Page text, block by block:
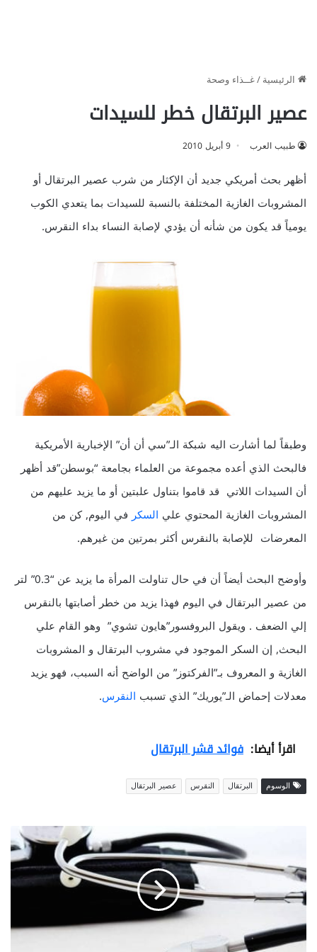
الرئيسية/غــذاء وصحة
عصير البرتقال خطر للسيدات
طبيب العرب 9 أبريل 2010
أظهر بحث أمريكي جديد أن الإكثار من شرب عصير البرتقال أو
المشروبات الغازية المختلفة بالنسبة للسيدات بما يتعدي الكوب
يومياً قد يكون من شأنه أن يؤدي لإصابة النساء بداء النقرس.
وطبقاً لما أشارت اليه شبكة الـ”سي أن أن” الإخبارية الأمريكية
فالبحث الذي أعده مجموعة من العلماء بجامعة “بوسطن”قد أظهر
أن السيدات اللاتي قد قاموا بتناول علبتين أو ما يزيد عليهم من
المشروبات الغازية المحتوي علي السكرفي اليوم, كن من
المعرضات للإصابة بالنقرس أكثر بمرتين من غيرهم.
وأوضح البحث أيضاً أن في حال تناولت المرأة ما يزيد عن “0.3” لتر
من عصير البرتقال في اليوم فهذا يزيد من خطر أصابتها بالنقرس
إلي الضعف . ويقول البروفسور”هايون تشوي” وهو القام علي
البحث, إن السكر الموجود في مشروب البرتقال و المشروبات
الغازية و المعروف بـ”الفركتوز” من الواضح أنه السبب، فهو يزيد
معدلات إحماض الـ”يوريك” الذي تسبب النقرس.
اقرأ أيضا: فوائد قشر البرتقال
الوسوم البرتقال النقرس عصير البرتقال
ت
ش
ف
ع
ل
ا